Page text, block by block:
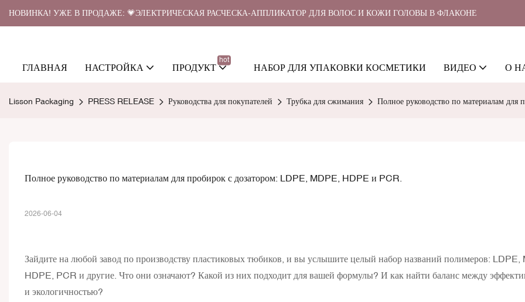
НОВИНКА! УЖЕ В ПРОДАЖЕ: 💗ЭЛЕКТРИЧЕСКАЯ РАСЧЕСКА-АППЛИКАТОР ДЛЯ ВОЛОС И КОЖИ ГОЛОВЫ В ФЛАКОНЕ
ГЛАВНАЯ НАСТРОЙКА ПРОДУКТ
hot
НАБОР ДЛЯ УПАКОВКИ КОСМЕТИКИ ВИДЕО О
Lisson Packaging PRESS RELEASE Руководства для покупателей Трубка для сжимания Полное руководство по материалам
Полное руководство по материалам для пробирок с дозатором: LDPE, MDPE, HDPE и PCR.
2026-06-04
Зайдите на любой завод по производству пластиковых тюбиков, и вы услышите целый набор названий полимеров: LDPE,
HDPE, PCR и другие. Что они означают? Какой из них подходит для вашей формулы? И как найти баланс между
и экологичностью?